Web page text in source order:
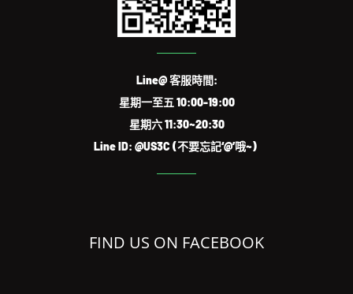
Line@ 客服時間:
星期一至五 10:00-19:00
星期六 11:30~20:30
Line ID: @US3C (不要忘記‘@’哦~)
FIND US ON FACEBOOK